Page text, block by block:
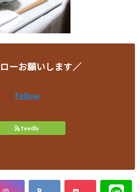
ーお願いします／
Follow
feedly